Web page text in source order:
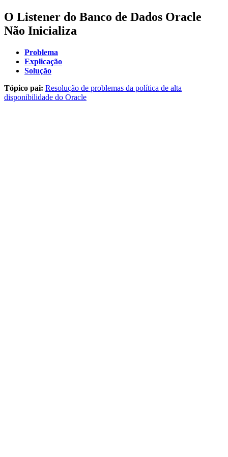
O Listener do Banco de Dados Oracle
Não Inicializa
Problema
Explicação
Solução
Tópico pai: Resolução de problemas da política de alta
disponibilidade do Oracle